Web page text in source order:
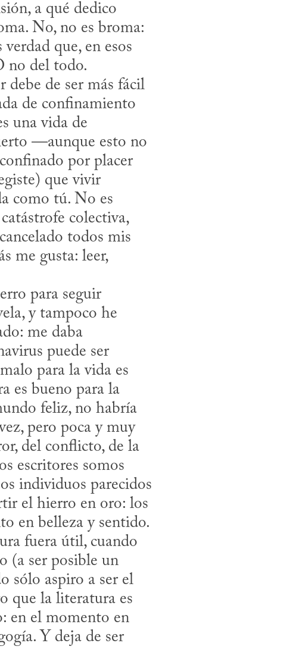
a qué dedico
No, no es broma:
que, en esos
no del todo.
de confinamiento
una vida de
—aunque esto no
por placer
que vivir
como tú. No es
colectiva,
todos mis
me gusta: leer,
y tampoco he
me daba
puede ser
para la vida es
es bueno para la
feliz, no habría
pero poca y muy
del conflicto, de la
escritores somos
individuos parecidos
el hierro en oro: los
en belleza y sentido.
fuera útil, cuando
(a ser posible un
sólo aspiro a ser el
que la literatura es
en el momento en
Y deja de ser